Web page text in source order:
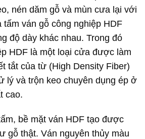
nén dăm gỗ và mùn cưa lại với
tấm ván gỗ công nghiệp HDF
độ dày khác nhau. Trong đó
HDF là một loại cửa được làm
tắt của từ (High Density Fiber)
lý và trộn keo chuyên dụng ép ở
cao.
bề mặt ván HDF tạo được
gỗ thật. Ván nguyên thủy màu